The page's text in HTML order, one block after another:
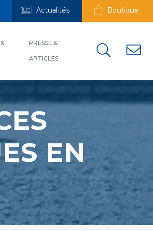
Actualités Boutique
PRESSE &
ARTICLES
EN